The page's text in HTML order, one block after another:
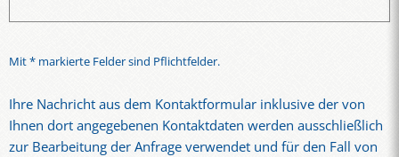
Mit * markierte Felder sind Pflichtfelder.
Ihre Nachricht aus dem Kontaktformular inklusive der von
Ihnen dort angegebenen Kontaktdaten werden ausschließlich
zur Bearbeitung der Anfrage verwendet und für den Fall von